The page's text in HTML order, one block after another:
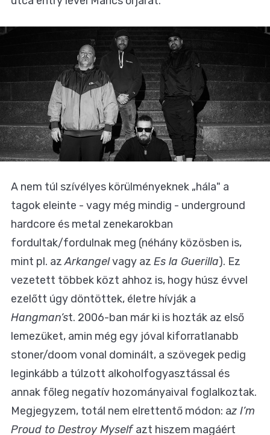
A nem túl szívélyes körülményeknek „hála" a
tagok eleinte - vagy még mindig - underground
hardcore és metal zenekarokban
fordultak/fordulnak meg (néhány közösben is,
mint pl. azArkangelvagy az Es la Guerilla). Ez
vezetett többek közt ahhoz is, hogy húsz évvel
ezelőtt úgy döntöttek, életre hívják a
Hangman’st. 2006-ban már ki is hozták az első
lemezüket, amin még egy jóval kiforratlanabb
stoner/doom vonal dominált, a szövegek pedig
leginkább a túlzott alkoholfogyasztással és
annak főleg negatív hozományaival foglalkoztak.
Megjegyzem, totál nem elrettentő módon: az I’m
Proud to Destroy Myselfazt hiszem magáért